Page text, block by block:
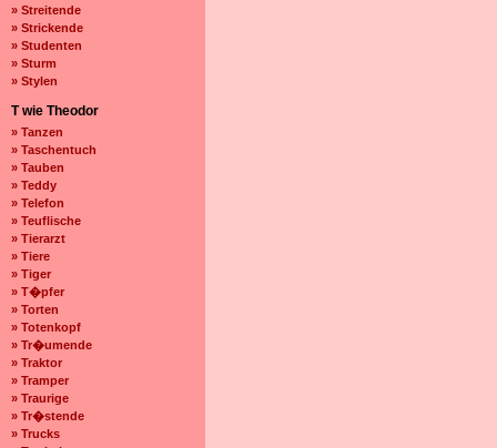
» Streitende
» Strickende
» Studenten
» Sturm
» Stylen
T wie Theodor
» Tanzen
» Taschentuch
» Tauben
» Teddy
» Telefon
» Teuflische
» Tierarzt
» Tiere
» Tiger
» T�pfer
» Torten
» Totenkopf
» Tr�umende
» Traktor
» Tramper
» Traurige
» Tr�stende
» Trucks